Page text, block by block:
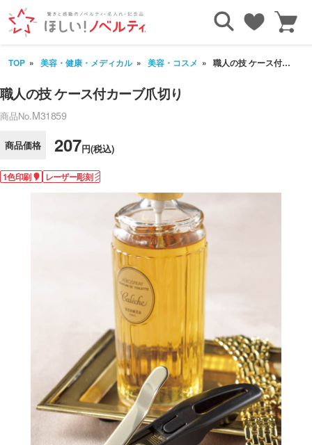
TOP 美容・健康・メディカル 美容・コスメ 職人の技 ケース付カーブ爪切り
職人の技 ケース付カーブ爪切り
商品No.M31859
商品価格 207円(税込)
1色印刷 レーザー彫刻